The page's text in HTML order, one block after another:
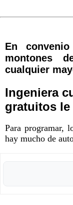
En
montones
cualquier
Ingeniera
gratuitos
Para programar,
hay mucho de